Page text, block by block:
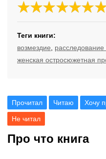
Теги книги:
возмездие
женская остросюжетная
Прочитал Читаю Хочу
Не читал
Про что книга